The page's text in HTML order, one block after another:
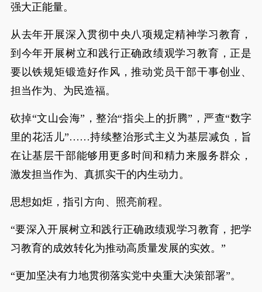
强大正能量。
从去年开展深入贯彻中央八项规定精神学习教育，
到今年开展树立和践行正确政绩观学习教育，正是
要以铁规矩锻造好作风，推动党员干部干事创业、
担当作为、为民造福。
砍掉“文山会海”，整治“指尖上的折腾”，严查“数字
里的花活儿”……持续整治形式主义为基层减负，旨
在让基层干部能够用更多时间和精力来服务群众，
激发担当作为、真抓实干的内生动力。
思想如炬，指引方向、照亮前程。
“要深入开展树立和践行正确政绩观学习教育，把学
习教育的成效转化为推动高质量发展的实效。”
“更加坚决有力地贯彻落实党中央重大决策部署”。